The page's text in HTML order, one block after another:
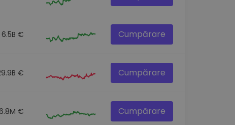
6.5B € Cumpărare
€ Cumpărare
€ Cumpărare